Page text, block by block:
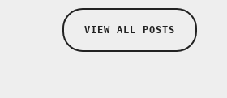
VIEW ALL POSTS